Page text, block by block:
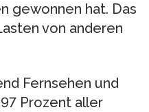
gewonnen hat. Das
von anderen
Fernsehen und
Prozent aller